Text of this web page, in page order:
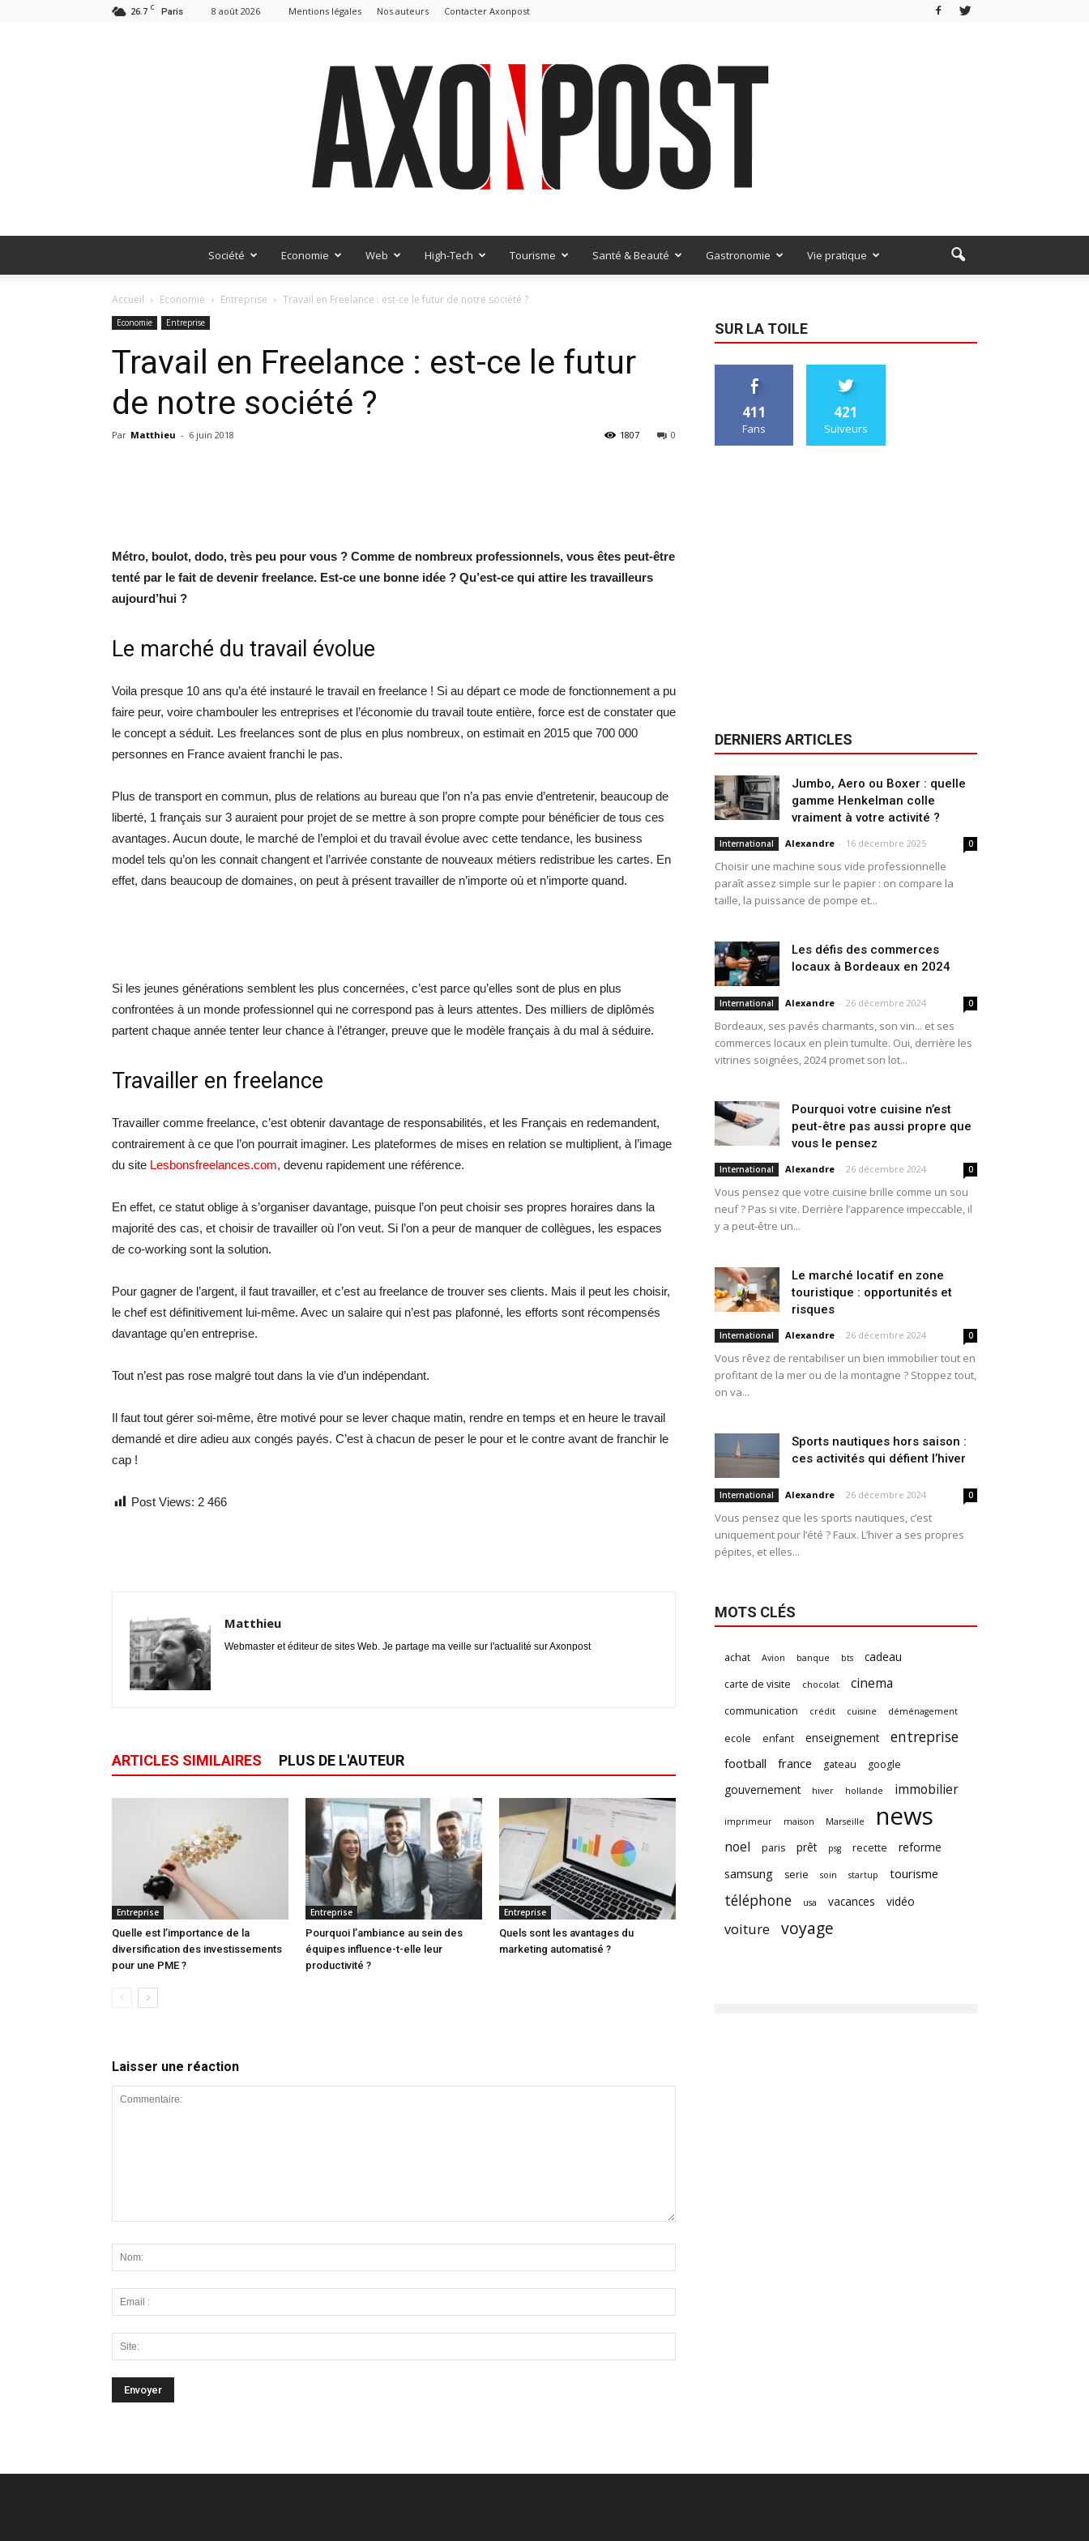
26.7 C Paris 8 août 2026 Mentions légales Nos auteurs Contacter Axonpost
Société Economie Web High-Tech Tourisme Santé & Beauté Gastronomie Vie pratique
Accueil Economie Entreprise Travail en Freelance : est-ce le futur de notre société ?
Economie Entreprise
Travail en Freelance : est-ce le futur
de notre société ?
Par Matthieu - 6 juin 2018 0
1807
Métro, boulot, dodo, très peu pour vous ? Comme de nombreux professionnels, vous êtes peut-être
tenté par le fait de devenir freelance. Est-ce une bonne idée ? Qu’est-ce qui attire les travailleurs
aujourd’hui ?
Le marché du travail évolue
Voila presque 10 ans qu’a été instauré le travail en freelance ! Si au départ ce mode de fonctionnement a pu
faire peur, voire chambouler les entreprises et l’économie du travail toute entière, force est de constater que
le concept a séduit. Les freelances sont de plus en plus nombreux, on estimait en 2015 que 700 000
personnes en France avaient franchi le pas.
Plus de transport en commun, plus de relations au bureau que l’on n’a pas envie d’entretenir, beaucoup de
liberté, 1 français sur 3 auraient pour projet de se mettre à son propre compte pour bénéficier de tous ces
avantages. Aucun doute, le marché de l’emploi et du travail évolue avec cette tendance, les business
model tels qu’on les connait changent et l’arrivée constante de nouveaux métiers redistribue les cartes. En
effet, dans beaucoup de domaines, on peut à présent travailler de n’importe où et n’importe quand.
Si les jeunes générations semblent les plus concernées, c’est parce qu’elles sont de plus en plus
confrontées à un monde professionnel qui ne correspond pas à leurs attentes. Des milliers de diplômés
partent chaque année tenter leur chance à l’étranger, preuve que le modèle français à du mal à séduire.
Travailler en freelance
Travailler comme freelance, c’est obtenir davantage de responsabilités, et les Français en redemandent,
contrairement à ce que l’on pourrait imaginer. Les plateformes de mises en relation se multiplient, à l’image
du site Lesbonsfreelances.com, devenu rapidement une référence.
En effet, ce statut oblige à s’organiser davantage, puisque l’on peut choisir ses propres horaires dans la
majorité des cas, et choisir de travailler où l’on veut. Si l’on a peur de manquer de collègues, les espaces
de co-working sont la solution.
Pour gagner de l’argent, il faut travailler, et c’est au freelance de trouver ses clients. Mais il peut les choisir,
le chef est définitivement lui-même. Avec un salaire qui n’est pas plafonné, les efforts sont récompensés
davantage qu’en entreprise.
Tout n’est pas rose malgré tout dans la vie d’un indépendant.
Il faut tout gérer soi-même, être motivé pour se lever chaque matin, rendre en temps et en heure le travail
demandé et dire adieu aux congés payés. C’est à chacun de peser le pour et le contre avant de franchir le
cap !
Post Views: 2 466
Matthieu
Webmaster et éditeur de sites Web. Je partage ma veille sur l'actualité sur Axonpost
ARTICLES SIMILAIRES PLUS DE L'AUTEUR
Entreprise
Quelle est l’importance de la
diversification des investissements
pour une PME ?
Entreprise
Pourquoi l’ambiance au sein des
équipes influence-t-elle leur
productivité ?
Entreprise
Quels sont les avantages du
marketing automatisé ?
Laisser une réaction
SUR LA TOILE
411
Fans
421
Suiveurs
DERNIERS ARTICLES
Jumbo, Aero ou Boxer : quelle
gamme Henkelman colle
vraiment à votre activité ?
International Alexandre - 16 décembre 2025 0
Choisir une machine sous vide professionnelle
paraît assez simple sur le papier : on compare la
taille, la puissance de pompe et...
Les défis des commerces
locaux à Bordeaux en 2024
International Alexandre - 26 décembre 2024 0
Bordeaux, ses pavés charmants, son vin... et ses
commerces locaux en plein tumulte. Oui, derrière les
vitrines soignées, 2024 promet son lot...
Pourquoi votre cuisine n’est
peut-être pas aussi propre que
vous le pensez
International Alexandre - 26 décembre 2024 0
Vous pensez que votre cuisine brille comme un sou
neuf ? Pas si vite. Derrière l’apparence impeccable, il
y a peut-être un...
Le marché locatif en zone
touristique : opportunités et
risques
International Alexandre - 26 décembre 2024 0
Vous rêvez de rentabiliser un bien immobilier tout en
profitant de la mer ou de la montagne ? Stoppez tout,
on va...
Sports nautiques hors saison :
ces activités qui défient l’hiver
International Alexandre - 26 décembre 2024 0
Vous pensez que les sports nautiques, c’est
uniquement pour l’été ? Faux. L’hiver a ses propres
pépites, et elles...
MOTS CLÉS
achat Avion banque bts cadeau
carte de visite chocolat cinema
communication crédit cuisine déménagement
ecole enfant enseignement entreprise
football france gateau google
gouvernement hiver hollande immobilier
imprimeur maison Marseille news
noel paris prêt psg recette reforme
samsung serie soin startup tourisme
téléphone usa vacances vidéo
voiture voyage